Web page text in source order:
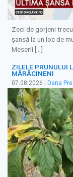
Zeci de gorjeni
șansă la un loc de
Meserii […]
ZILELE PRUNULUI
MĂRĂCINENI
07.08.2026 | Dana